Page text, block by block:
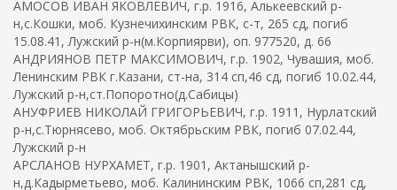
АМОСОВ ИВАН ЯКОВЛЕВИЧ, г.р. 1916, Алькеевский р-
н,с.Кошки, моб. Кузнечихинским РВК, с-т, 265 сд, погиб
15.08.41, Лужский р-н(м.Корпиярви), оп. 977520, д. 66
АНДРИЯНОВ ПЕТР МАКСИМОВИЧ, г.р. 1902, Чувашия, моб.
Ленинским РВК г.Казани, ст-на, 314 сп,46 сд, погиб 10.02.44,
Лужский р-н,ст.Попоротно(д.Сабицы)
АНУФРИЕВ НИКОЛАЙ ГРИГОРЬЕВИЧ, г.р. 1911, Нурлатский
р-н,с.Тюрнясево, моб. Октябрьским РВК, погиб 07.02.44,
Лужский р-н
АРСЛАНОВ НУРХАМЕТ, г.р. 1901, Актанышский р-
н,д.Кадырметьево, моб. Калининским РВК, 1066 сп,281 сд,